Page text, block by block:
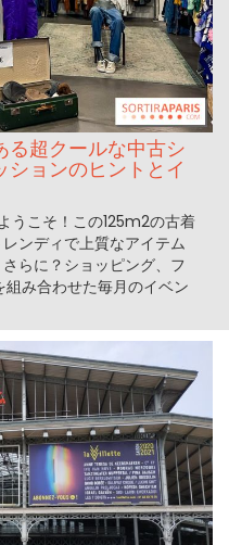
る超クールな中古シ
ションのヒントとイ
うこそ！この125m2の古着
ンディで上質なアイテム
らに？ショッピング、フ
み合わせた毎月のイベン